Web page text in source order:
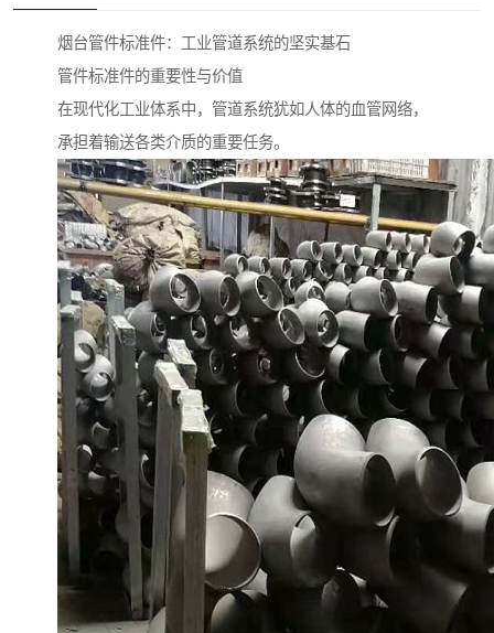
烟台管件标准件：工业管道系统的坚实基石
管件标准件的重要性与价值
在现代化工业体系中，管道系统犹如人体的血管网络，
承担着输送各类介质的重要任务。